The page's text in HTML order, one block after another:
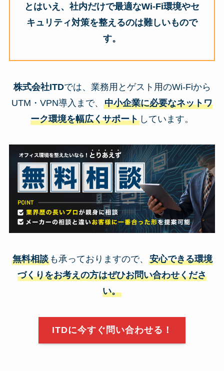
とはいえ、社内だけで最適なWi-Fi環境やセ
キュリティ対策を整えるのは難しいもので
す。
株式会社ITDでは、業務用とゲスト用のWi-Fiから
UTM・VPN導入まで、 中小企業に必要なネットワ
ーク環境を幅広くサポート しています。
無料相談 も承っておりますので、 安心できる環境
づくりをお考えの方はぜひお問い合わせくださ
い。
ITDに今すぐ問い合わせる！